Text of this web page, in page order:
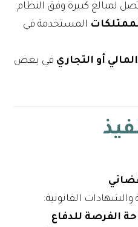
لمبالغ كبيرة وفق النظام.
المستخدمة في
أو التجاري في بعض
والشهادات القانونية.
الفرصة للدفاع